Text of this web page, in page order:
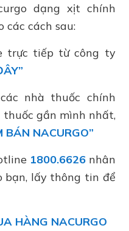
dạng xịt chính
các cách sau:
trực tiếp từ công ty
nhà thuốc chính
thuốc gần mình nhất,
BÁN NACURGO”
1800.6626nhân
bạn, lấy thông tin để
HÀNG NACURGO